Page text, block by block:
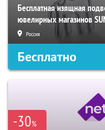
Бесплатная изящная
ювелирных магазинов
Россия
Бесплатно
-30%